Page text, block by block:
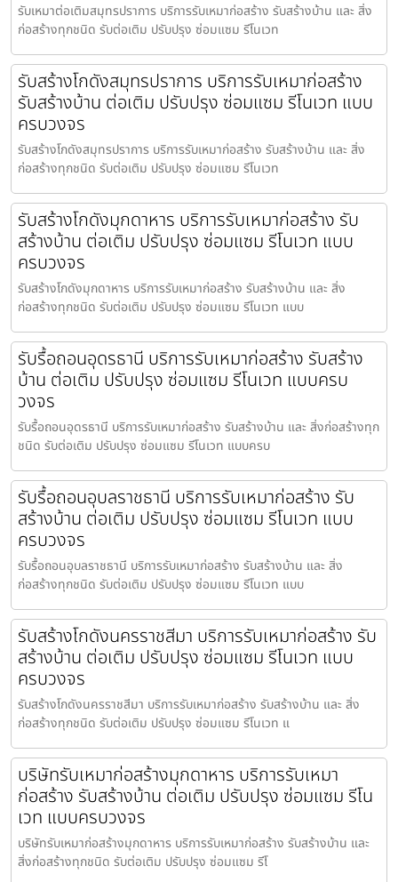
รับเหมาต่อเติมสมุทรปราการ บริการรับเหมาก่อสร้าง รับสร้างบ้าน และ สิ่ง
ก่อสร้างทุกชนิด รับต่อเติม ปรับปรุง ซ่อมแซม รีโนเวท
รับสร้างโกดังสมุทรปราการ บริการรับเหมาก่อสร้าง
รับสร้างบ้าน ต่อเติม ปรับปรุง ซ่อมแซม รีโนเวท แบบ
ครบวงจร
รับสร้างโกดังสมุทรปราการ บริการรับเหมาก่อสร้าง รับสร้างบ้าน และ สิ่ง
ก่อสร้างทุกชนิด รับต่อเติม ปรับปรุง ซ่อมแซม รีโนเวท
รับสร้างโกดังมุกดาหาร บริการรับเหมาก่อสร้าง รับ
สร้างบ้าน ต่อเติม ปรับปรุง ซ่อมแซม รีโนเวท แบบ
ครบวงจร
รับสร้างโกดังมุกดาหาร บริการรับเหมาก่อสร้าง รับสร้างบ้าน และ สิ่ง
ก่อสร้างทุกชนิด รับต่อเติม ปรับปรุง ซ่อมแซม รีโนเวท แบบ
รับรื้อถอนอุดรธานี บริการรับเหมาก่อสร้าง รับสร้าง
บ้าน ต่อเติม ปรับปรุง ซ่อมแซม รีโนเวท แบบครบ
วงจร
รับรื้อถอนอุดรธานี บริการรับเหมาก่อสร้าง รับสร้างบ้าน และ สิ่งก่อสร้างทุก
ชนิด รับต่อเติม ปรับปรุง ซ่อมแซม รีโนเวท แบบครบ
รับรื้อถอนอุบลราชธานี บริการรับเหมาก่อสร้าง รับ
สร้างบ้าน ต่อเติม ปรับปรุง ซ่อมแซม รีโนเวท แบบ
ครบวงจร
รับรื้อถอนอุบลราชธานี บริการรับเหมาก่อสร้าง รับสร้างบ้าน และ สิ่ง
ก่อสร้างทุกชนิด รับต่อเติม ปรับปรุง ซ่อมแซม รีโนเวท แบบ
รับสร้างโกดังนครราชสีมา บริการรับเหมาก่อสร้าง รับ
สร้างบ้าน ต่อเติม ปรับปรุง ซ่อมแซม รีโนเวท แบบ
ครบวงจร
รับสร้างโกดังนครราชสีมา บริการรับเหมาก่อสร้าง รับสร้างบ้าน และ สิ่ง
ก่อสร้างทุกชนิด รับต่อเติม ปรับปรุง ซ่อมแซม รีโนเวท แ
บริษัทรับเหมาก่อสร้างมุกดาหาร บริการรับเหมา
ก่อสร้าง รับสร้างบ้าน ต่อเติม ปรับปรุง ซ่อมแซม รีโน
เวท แบบครบวงจร
บริษัทรับเหมาก่อสร้างมุกดาหาร บริการรับเหมาก่อสร้าง รับสร้างบ้าน และ
สิ่งก่อสร้างทุกชนิด รับต่อเติม ปรับปรุง ซ่อมแซม รีโ